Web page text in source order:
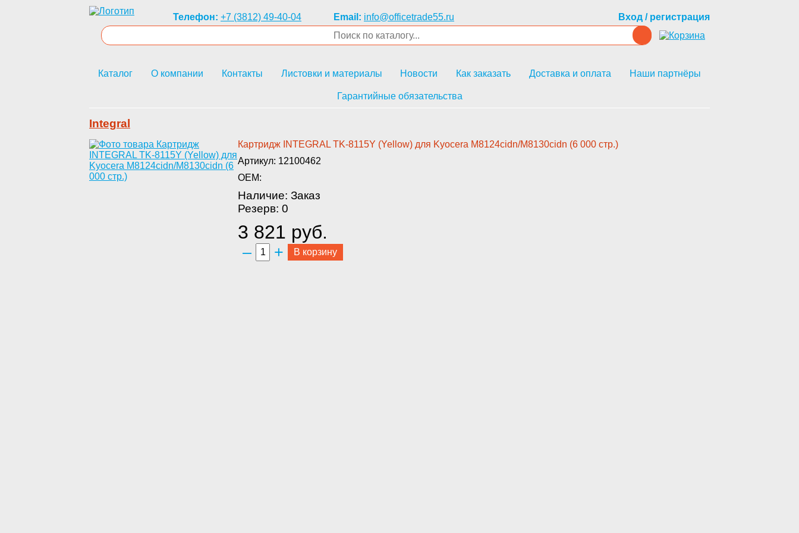
Телефон: +7 (3812) 49-40-04 Email: info@officetrade55.ru Вход / регистрация
Каталог О компании Контакты Листовки и материалы Новости Как заказать Доставка и оплата Наши партнёры
Гарантийные обязательства
Integral
Картридж INTEGRAL TK­-8115Y (Yellow) для Kyocera M8­124cidn/M8130cidn (6 000 стр.)­
Артикул: 12100462
OEM:
Наличие: Заказ
Резерв: 0
3 821 руб.
– + В корзину